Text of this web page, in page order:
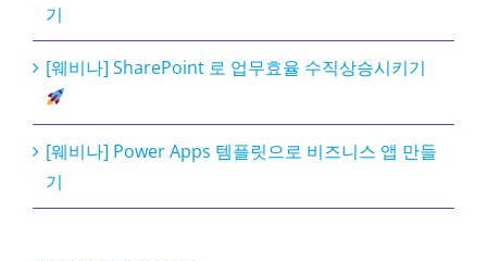
기
[웨비나] SharePoint 로 업무효율 수직상승시키기
[웨비나] Power Apps 템플릿으로 비즈니스 앱 만들
기